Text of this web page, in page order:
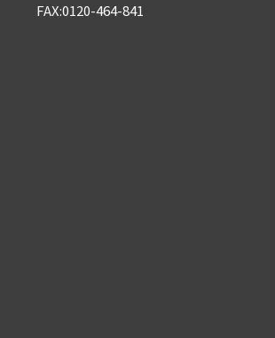
FAX:0120-464-841